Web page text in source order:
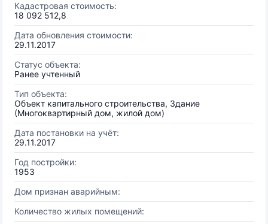
Кадастровая стоимость:
18 092 512,8
Дата обновления стоимости:
29.11.2017
Статус объекта:
Ранее учтенный
Тип объекта:
Объект капитального строительства, Здание
(Многоквартирный дом, жилой дом)
Дата постановки на учёт:
29.11.2017
Год постройки:
1953
Дом признан аварийным:
Количество жилых помещений: